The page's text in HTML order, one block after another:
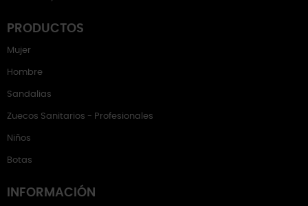
PRODUCTOS
Mujer
Hombre
Sandalias
Zuecos Sanitarios - Profesionales
Niños
Botas
INFORMACIÓN